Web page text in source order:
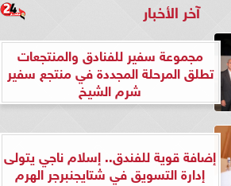
آخر الأخبار
مجموعة سفير للفنادق والمنتجعات
تطلق المرحلة المجددة في منتجع سفير
شرم الشيخ
إضافة قوية للفندق.. إسلام ناجي يتولى
إدارة التسويق في شتايجنبرجر الهرم